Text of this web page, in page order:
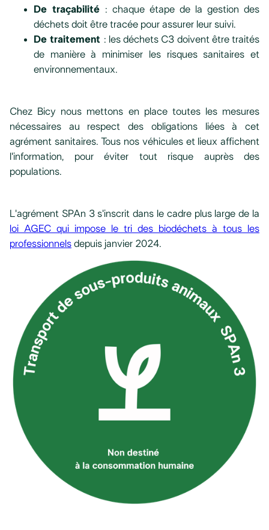
De traçabilité : chaque étape de la gestion des
déchets doit être tracée pour assurer leur suivi.
De traitement : les déchets C3 doivent être traités
de manière à minimiser les risques sanitaires et
environnementaux.
Chez Bicy nous mettons en place toutes les mesures
nécessaires au respect des obligations liées à cet
agrément sanitaires. Tous nos véhicules et lieux affichent
l'information, pour éviter tout risque auprès des
populations.
L'agrément SPAn 3 s'inscrit dans le cadre plus large de la
loi AGEC qui impose le tri des biodéchets à tous les
professionnels depuis janvier 2024.